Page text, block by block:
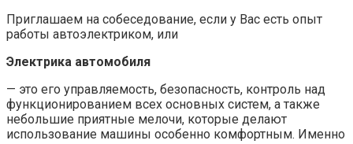
Приглашаем на собеседование, если у Вас есть опыт
работы автоэлектриком, или
Электрика автомобиля
— это его управляемость, безопасность, контроль над
функционированием всех основных систем, а также
небольшие приятные мелочи, которые делают
использование машины особенно комфортным. Именно